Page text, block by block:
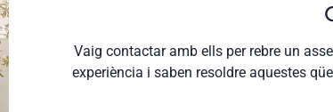
Vaig contactar amb ells per rebre un
experiència i saben resoldre aquestes